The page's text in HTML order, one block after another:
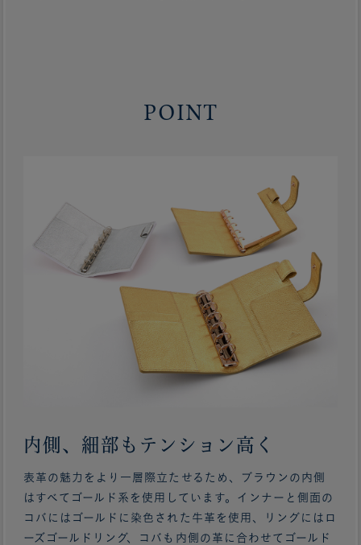
POINT
内側、細部もテンション高く
表革の魅力をより一層際立たせるため、ブラウンの内側
はすべてゴールド系を使用しています。インナーと側面の
コバにはゴールドに染色された牛革を使用、リングにはロ
ーズゴールドリング、コバも内側の革に合わせてゴールド